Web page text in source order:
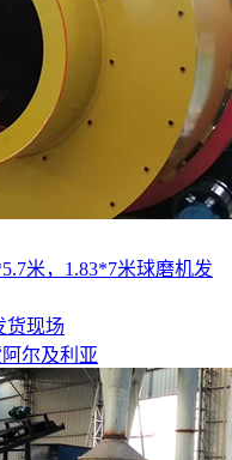
米，1.83*7米球磨机发
货现场
尔及利亚